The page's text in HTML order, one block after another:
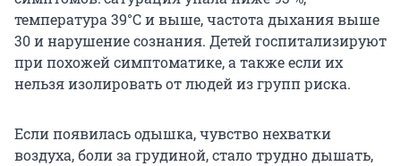
температура 39°С и выше, частота дыхания выше
30 и нарушение сознания. Детей госпитализируют
при похожей симптоматике, а также если их
нельзя изолировать от людей из групп риска.
Если появилась одышка, чувство нехватки
воздуха, боли за грудиной, стало трудно дышать,